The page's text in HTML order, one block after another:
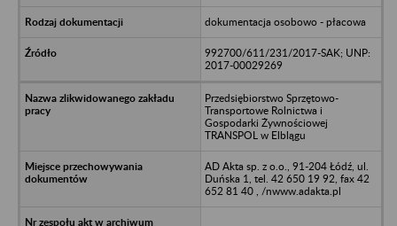
dokumentacja osobowo - płacowa
992700/611/231/2017-SAK; UNP:
2017-00029269
Przedsiębiorstwo Sprzętowo-
Transportowe Rolnictwa i
Gospodarki Żywnościowej
TRANSPOL w Elblągu
AD Akta sp. z o.o., 91-204 Łódź, ul.
Duńska 1, tel. 42 650 19 92, fax 42
652 81 40 , /nwww.adakta.pl